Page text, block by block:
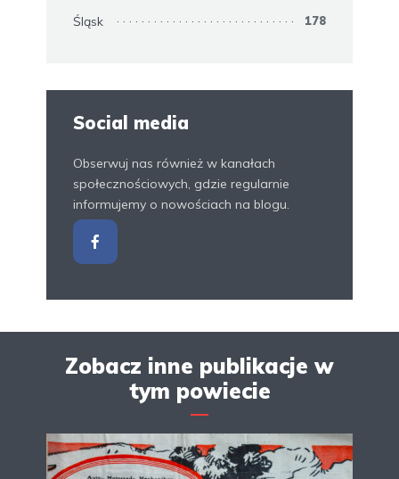
Śląsk 178
Social media
Obserwuj nas również w kanałach
społecznościowych, gdzie regularnie
informujemy o nowościach na blogu.
Zobacz inne publikacje w
tym powiecie